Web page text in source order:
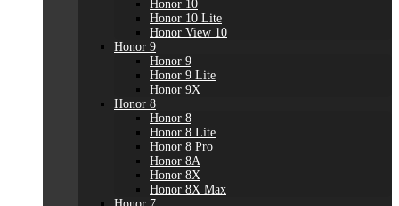
Honor 10
Honor 10 Lite
Honor View 10
Honor 9
Honor 9
Honor 9 Lite
Honor 9X
Honor 8
Honor 8
Honor 8 Lite
Honor 8 Pro
Honor 8A
Honor 8X
Honor 8X Max